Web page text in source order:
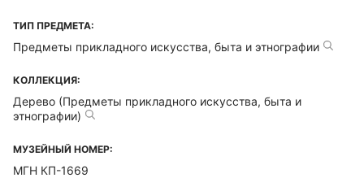
ТИП ПРЕДМЕТА:
Предметы прикладного искусства, быта и этнографии
КОЛЛЕКЦИЯ:
Дерево (Предметы прикладного искусства, быта и
этнографии)
МУЗЕЙНЫЙ НОМЕР:
МГН КП-1669